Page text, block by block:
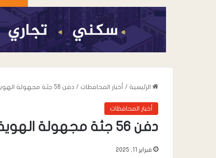
الرئيسية / أخبار المحافظات / دفن 56 جثة مجهولة الهوية في عدن ..
أخبار المحافظات
دفن 56 جثة مجهولة الهوية في عدن ..
فبراير 11, 2025